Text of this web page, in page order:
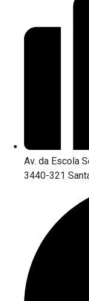
Av. da Escola
3440-321